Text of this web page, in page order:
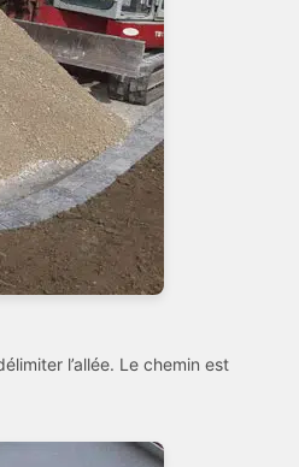
l’allée. Le chemin est